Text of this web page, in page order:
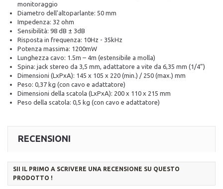
monitoraggio
Diametro dell'altoparlante: 50 mm
Impedenza: 32 ohm
Sensibilità: 98 dB ± 3dB
Risposta in frequenza: 10Hz - 35kHz
Potenza massima: 1200mW
Lunghezza cavo: 1.5m – 4m (estensibile a molla)
Spina: jack stereo da 3,5 mm, adattatore a vite da 6,35 mm (1/4”)
Dimensioni (LxPxA): 145 x 105 x 220 (min.) / 250 (max.) mm
Peso: 0,37 kg (con cavo e adattatore)
Dimensioni della scatola (LxPxA): 200 x 110 x 215 mm
Peso della scatola: 0,5 kg (con cavo e adattatore)
RECENSIONI
SII IL PRIMO A SCRIVERE UNA RECENSIONE SU QUESTO
PRODOTTO !